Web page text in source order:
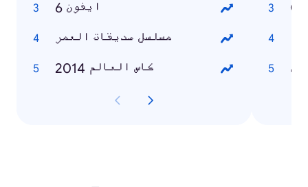
ايفون 6
مسلسل صديقات العمر
كاس العالم 2014